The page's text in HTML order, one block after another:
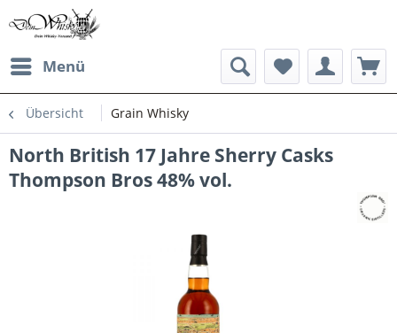
Menü
Übersicht Grain Whisky
North British 17 Jahre Sherry Casks
Thompson Bros 48% vol.